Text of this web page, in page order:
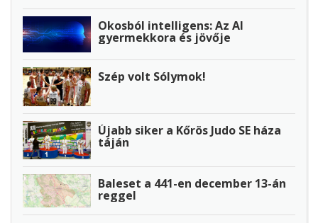
Okosból intelligens: Az AI
gyermekkora és jövője
Szép volt Sólymok!
Újabb siker a Kőrös Judo SE háza
táján
Baleset a 441-en december 13-án
reggel